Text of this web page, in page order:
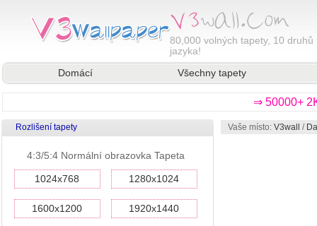
80,000 volných tapety, 10 druhů
jazyka!
Domácí
Všechny tapety
⇒ 50000+
Rozlišení tapety
4:3/5:4 Normální obrazovka Tapeta
1024x768 1280x1024
1600x1200 1920x1440
Vaše místo: V3wall /